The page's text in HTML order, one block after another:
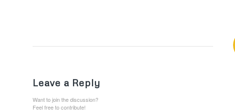
Leave a Reply
Want to join the discussion?
Feel free to contribute!